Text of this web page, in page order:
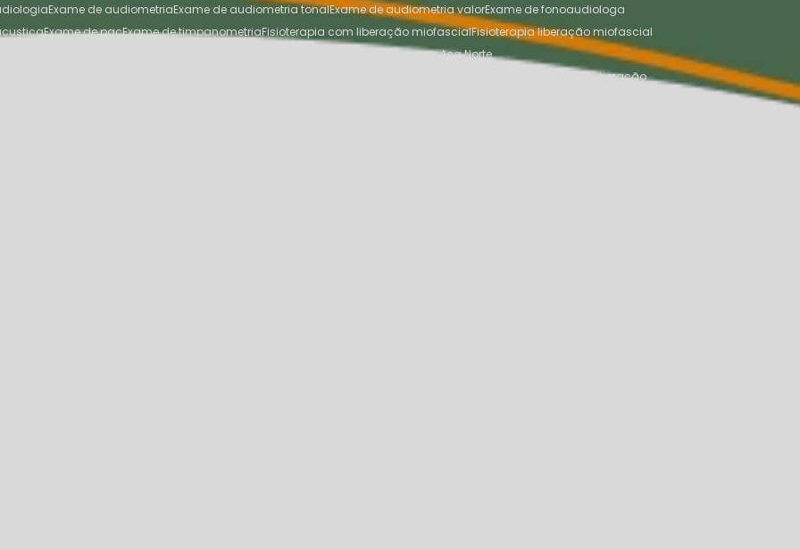
Exame de audiometria Exame de audiometria tonal Exame de audiometria valor Exame de fonoaudiologa
Exame de pac Exame de timpanometria Fisioterapia com liberação miofascial Fisioterapia liberação miofascial
Liberação miofascial na Asa Norte
Massagem de liberação